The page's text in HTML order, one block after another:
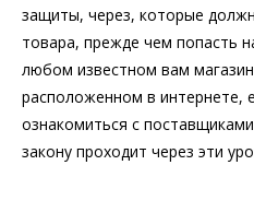
защиты, через, которые
товара, прежде чем попасть
любом известном вам
расположенном в интернете,
ознакомиться с
закону проходит через эти